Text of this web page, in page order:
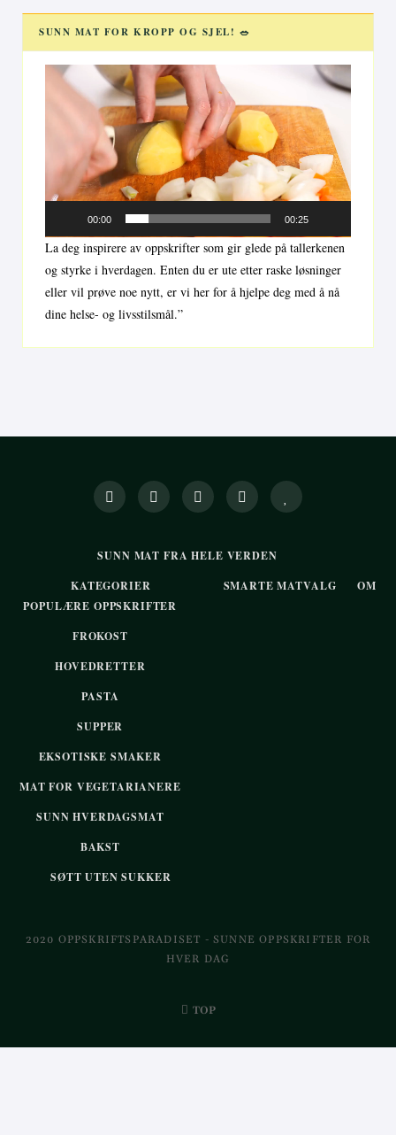
SUNN MAT FOR KROPP OG SJEL! 🥗
Videoavspiller
00:00 00:25
La deg inspirere av oppskrifter som gir glede på tallerkenen
og styrke i hverdagen. Enten du er ute etter raske løsninger
eller vil prøve noe nytt, er vi her for å hjelpe deg med å nå
dine helse- og livsstilsmål.”
SUNN MAT FRA HELE VERDEN
KATEGORIER
POPULÆRE OPPSKRIFTER
FROKOST
HOVEDRETTER
PASTA
SUPPER
EKSOTISKE SMAKER
MAT FOR VEGETARIANERE
SUNN HVERDAGSMAT
BAKST
SØTT UTEN SUKKER
SMARTE MATVALG OM
2020 OPPSKRIFTSPARADISET - SUNNE OPPSKRIFTER FOR
HVER DAG
TOP